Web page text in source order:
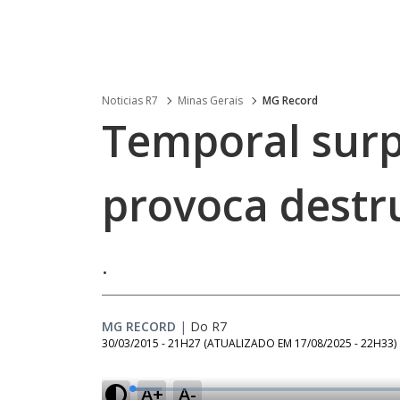
Noticias R7 Minas Gerais MG Record
Temporal
provoca
.
MG RECORD | Do R7
30/03/2015 - 21H27 (ATUALIZADO EM 17/08/2025 - 22H33)
A+ A-
L